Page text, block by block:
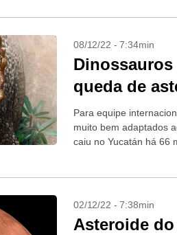
08/12/22 - 7:34min
Dinossauros
queda de
Para equipe
muito bem adaptados
caiu no Yucatán há 66
02/12/22 - 7:38min
Asteroide